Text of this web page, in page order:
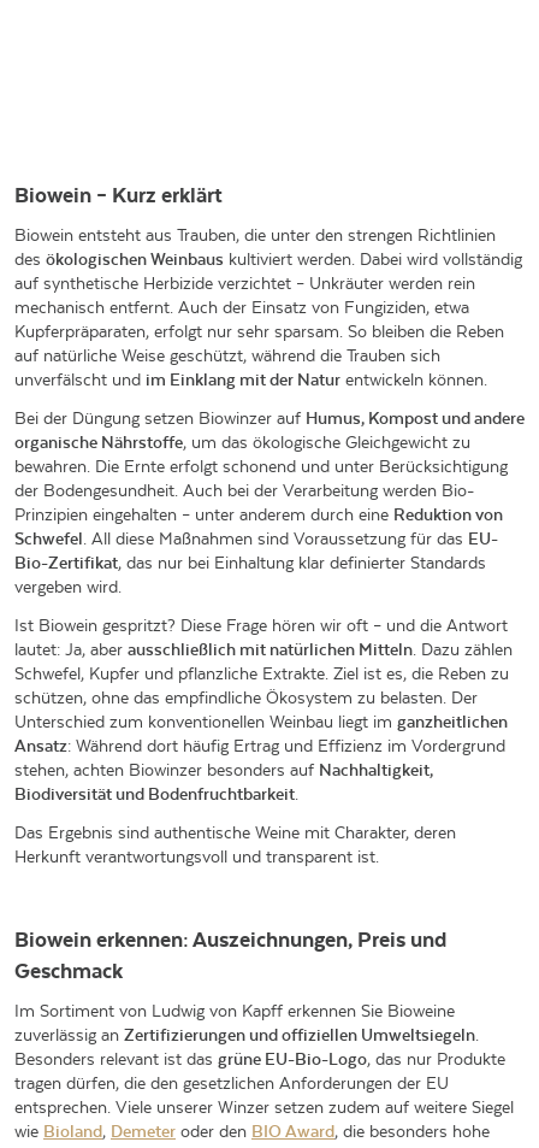
Biowein – Kurz erklärt
Biowein entsteht aus Trauben, die unter den strengen Richtlinien
des ökologischen Weinbaus kultiviert werden. Dabei wird vollständig
auf synthetische Herbizide verzichtet – Unkräuter werden rein
mechanisch entfernt. Auch der Einsatz von Fungiziden, etwa
Kupferpräparaten, erfolgt nur sehr sparsam. So bleiben die Reben
auf natürliche Weise geschützt, während die Trauben sich
unverfälscht und im Einklang mit der Natur entwickeln können.
Bei der Düngung setzen Biowinzer auf Humus, Kompost und andere
organische Nährstoffe, um das ökologische Gleichgewicht zu
bewahren. Die Ernte erfolgt schonend und unter Berücksichtigung
der Bodengesundheit. Auch bei der Verarbeitung werden Bio-
Prinzipien eingehalten – unter anderem durch eine Reduktion von
Schwefel . All diese Maßnahmen sind Voraussetzung für das EU-
Bio-Zertifikat, das nur bei Einhaltung klar definierter Standards
vergeben wird.
Ist Biowein gespritzt? Diese Frage hören wir oft – und die Antwort
lautet: Ja, aber ausschließlich mit natürlichen Mitteln . Dazu zählen
Schwefel, Kupfer und pflanzliche Extrakte. Ziel ist es, die Reben zu
schützen, ohne das empfindliche Ökosystem zu belasten. Der
Unterschied zum konventionellen Weinbau liegt im ganzheitlichen
Ansatz: Während dort häufig Ertrag und Effizienz im Vordergrund
stehen, achten Biowinzer besonders auf Nachhaltigkeit,
Biodiversität und Bodenfruchtbarkeit
Das Ergebnis sind authentische Weine mit Charakter, deren
Herkunft verantwortungsvoll und transparent ist.
Biowein erkennen: Auszeichnungen, Preis und
Geschmack
Im Sortiment von Ludwig von Kapff erkennen Sie Bioweine
zuverlässig an Zertifizierungen und offiziellen Umweltsiegeln
Besonders relevant ist das grüne EU-Bio-Logo, das nur Produkte
tragen dürfen, die den gesetzlichen Anforderungen der EU
entsprechen. Viele unserer Winzer setzen zudem auf weitere Siegel
wie Bioland, Demeter oder den BIO Award, die besonders hohe